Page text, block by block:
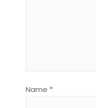
Name *